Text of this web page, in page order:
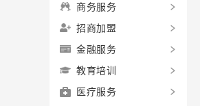
商务服务
招商加盟
金融服务
教育培训
医疗服务